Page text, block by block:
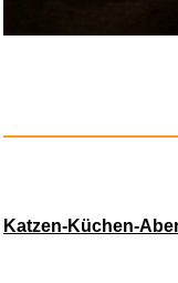
Katzen-Küchen-